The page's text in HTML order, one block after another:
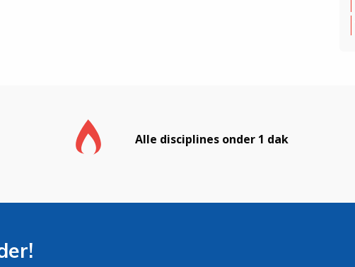
Alle disciplines onder 1 dak